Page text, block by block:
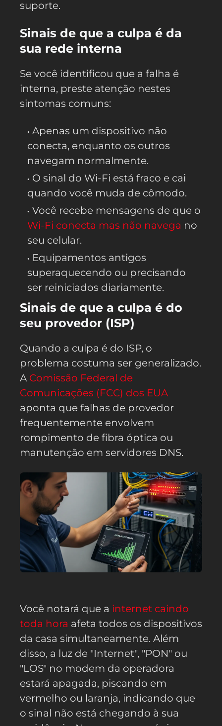
suporte.
Sinais de que a culpa é da
sua rede interna
Se você identificou que a falha é
interna, preste atenção nestes
sintomas comuns:
Apenas um dispositivo não
conecta, enquanto os outros
navegam normalmente.
O sinal do Wi-Fi está fraco e cai
quando você muda de cômodo.
Você recebe mensagens de que o
Wi-Fi conecta mas não navega no
seu celular.
Equipamentos antigos
superaquecendo ou precisando
ser reiniciados diariamente.
Sinais de que a culpa é do
seu provedor (ISP)
Quando a culpa é do ISP, o
problema costuma ser generalizado.
A Comissão Federal de
Comunicações (FCC) dos EUA
aponta que falhas de provedor
frequentemente envolvem
rompimento de fibra óptica ou
manutenção em servidores DNS.
Você notará que a internet caindo
toda hora afeta todos os dispositivos
da casa simultaneamente. Além
disso, a luz de "Internet", "PON" ou
"LOS" no modem da operadora
estará apagada, piscando em
vermelho ou laranja, indicando que
o sinal não está chegando à sua